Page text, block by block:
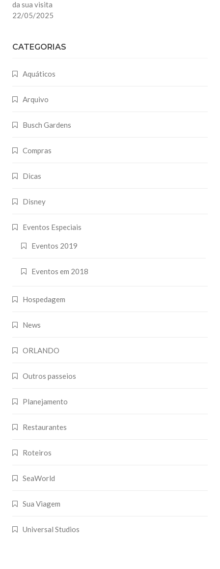
da sua visita
22/05/2025
CATEGORIAS
Aquáticos
Arquivo
Busch Gardens
Compras
Dicas
Disney
Eventos Especiais
Eventos 2019
Eventos em 2018
Hospedagem
News
ORLANDO
Outros passeios
Planejamento
Restaurantes
Roteiros
SeaWorld
Sua Viagem
Universal Studios